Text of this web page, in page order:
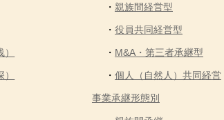
親族間経営型
役員共同経営型
M&A・第三者承継型
個人（自然人）共同経営
事業承継形態別